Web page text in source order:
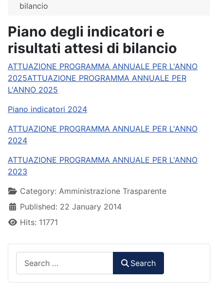
bilancio
Piano degli indicatori e
risultati attesi di bilancio
ATTUAZIONE PROGRAMMA ANNUALE PER L'ANNO
2025ATTUAZIONE PROGRAMMA ANNUALE PER
L'ANNO 2025
Piano indicatori 2024
ATTUAZIONE PROGRAMMA ANNUALE PER L'ANNO
2024
ATTUAZIONE PROGRAMMA ANNUALE PER L'ANNO
2023
DetailsCategory: Amministrazione Trasparente
Published: 22 January 2014
Hits: 11771
Search